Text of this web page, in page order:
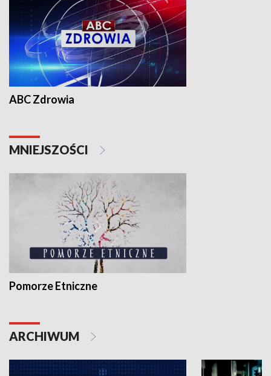
ABC Zdrowia
MNIEJSZOŚCI
Pomorze Etniczne
ARCHIWUM